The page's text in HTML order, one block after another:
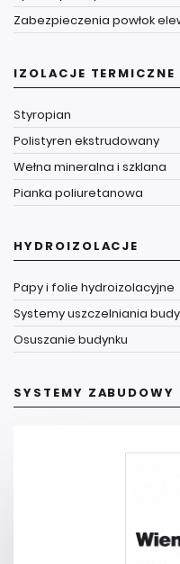
Zabezpieczenia powłok
IZOLACJE
Styropian
Polistyren ekstrudowany
Wełna mineralna i szklana
Pianka poliuretanowa
HYDROIZOLACJE
Papy i folie hydroizolacyjne
Systemy uszczelniania
Osuszanie budynku
SYSTEMY ZABUDOWY